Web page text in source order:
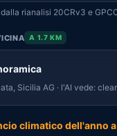
rianalisi 20CRv3 e
A 1.7 KM
Sicilia AG · l'AI vede:
climatico dell'anno